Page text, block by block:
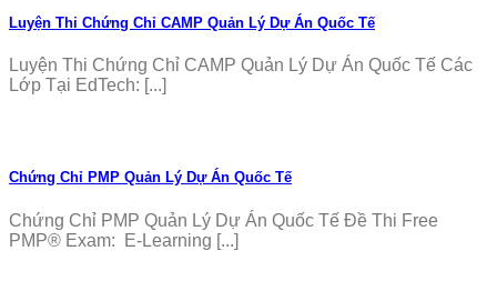
Luyện Thi Chứng Chỉ CAMP Quản Lý Dự Án Quốc Tế
Luyện Thi Chứng Chỉ CAMP Quản Lý Dự Án Quốc Tế Các
Lớp Tại EdTech: [...]
Chứng Chỉ PMP Quản Lý Dự Án Quốc Tế
Chứng Chỉ PMP Quản Lý Dự Án Quốc Tế Đề Thi Free
PMP® Exam: E-Learning [...]